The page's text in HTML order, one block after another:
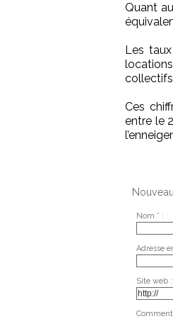
Quant
Les
collectifs
Ces
entre le
Nom * :
Adresse
Site web :